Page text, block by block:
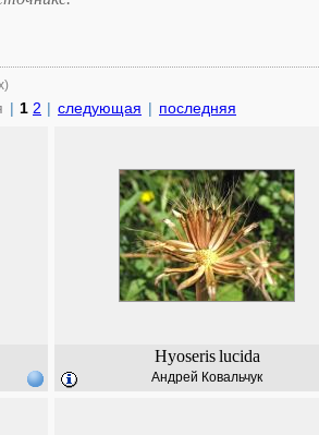
| 1 2 | следующая | последняя
Hyoseris lucida
Андрей Ковальчук